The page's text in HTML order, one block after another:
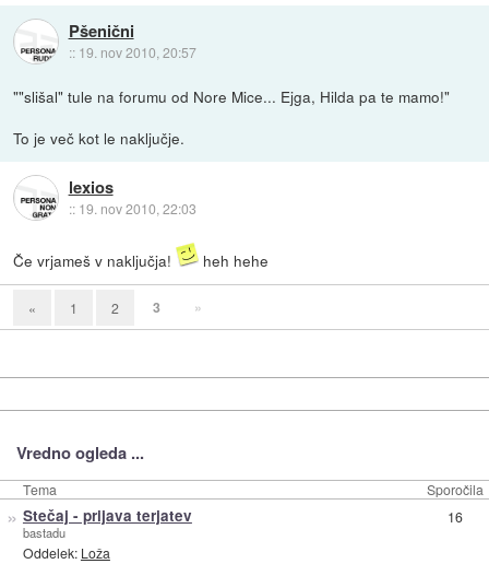
Pšenični
:: 19. nov 2010, 20:57
""slišal" tule na forumu od Nore Mice... Ejga, Hilda pa te mamo!"
To je več kot le naključje.
lexios
:: 19. nov 2010, 22:03
Če vrjameš v naključja! heh hehe
« 1 2 3 »
Vredno ogleda ...
Tema Sporočila
» Stečaj - prijava terjatev
bastadu
Oddelek: Loža
16